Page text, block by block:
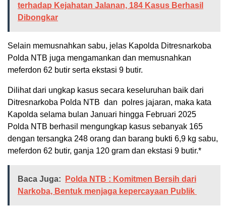
terhadap Kejahatan Jalanan, 184 Kasus Berhasil
Dibongkar
Selain memusnahkan sabu, jelas Kapolda Ditresnarkoba
Polda NTB juga mengamankan dan memusnahkan
meferdon 62 butir serta ekstasi 9 butir.
Dilihat dari ungkap kasus secara keseluruhan baik dari
Ditresnarkoba Polda NTB dan polres jajaran, maka kata
Kapolda selama bulan Januari hingga Februari 2025
Polda NTB berhasil mengungkap kasus sebanyak 165
dengan tersangka 248 orang dan barang bukti 6,9 kg sabu,
meferdon 62 butir, ganja 120 gram dan ekstasi 9 butir.*
Baca Juga:
Polda NTB : Komitmen Bersih dari
Narkoba, Bentuk menjaga kepercayaan Publik